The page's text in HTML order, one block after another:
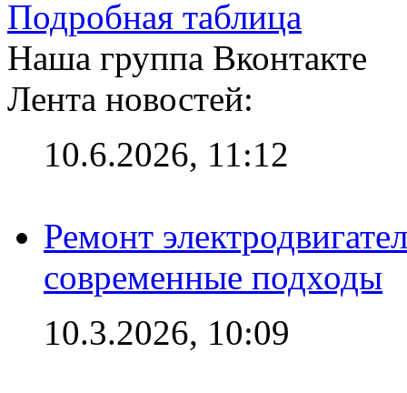
Подробная таблица
Наша группа Вконтакте
Лента новостей:
10.6.2026, 11:12
Ремонт
современные подходы
10.3.2026, 10:09